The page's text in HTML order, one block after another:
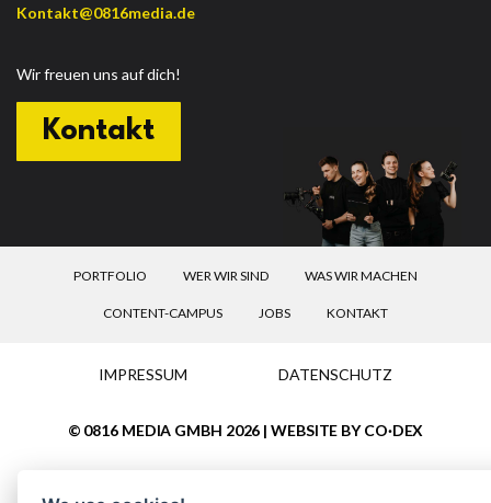
Kontakt@0816media.de
Wir freuen uns auf dich!
Kontakt
PORTFOLIO WER WIR SIND WAS WIR MACHEN
CONTENT-CAMPUS JOBS KONTAKT
IMPRESSUM DATENSCHUTZ
© 0816 MEDIA GMBH 2026 | WEBSITE BY CO·DEX